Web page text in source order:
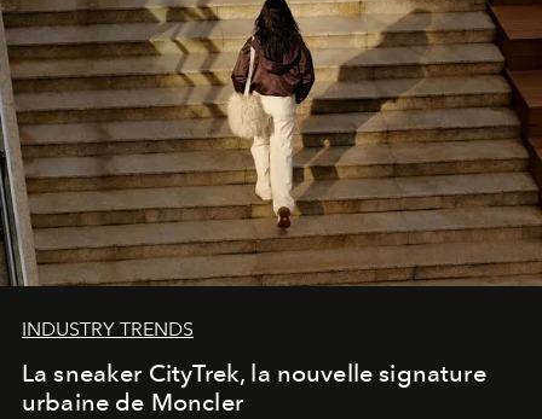
INDUSTRY TRENDS
La sneaker CityTrek, la nouvelle signature
urbaine de Moncler